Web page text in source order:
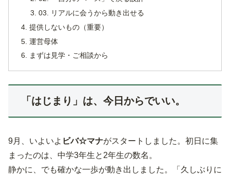
03. リアルに会うから動き出せる
提供しないもの（重要）
運営母体
まずは見学・ご相談から
「はじまり」は、今日からでいい。
9月、いよいよ ビバ☆マナがスタートしました。初日に集
まったのは、中学3年生と2年生の数名。
静かに、でも確かな一歩が動き出しました。「久しぶりに